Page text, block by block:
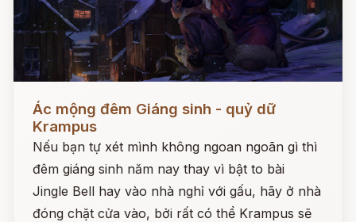
Đọc ngay
Ác mộng đêm Giáng sinh - quỷ dữ
Krampus
Nếu bạn tự xét mình không ngoan ngoãn gì thì
đêm giáng sinh năm nay thay vì bật to bài
Jingle Bell hay vào nhà nghỉ với gấu, hãy ở nhà
đóng chặt cửa vào, bởi rất có thể Krampus sẽ